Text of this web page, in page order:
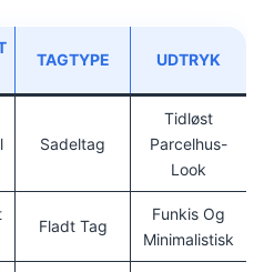
TAGTYPE UDTRYK
Sadeltag
Tidløst
Parcelhus-
Look
Fladt Tag
Funkis Og
Minimalistisk